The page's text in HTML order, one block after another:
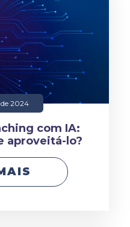
2024
com IA:
aproveitá-lo?